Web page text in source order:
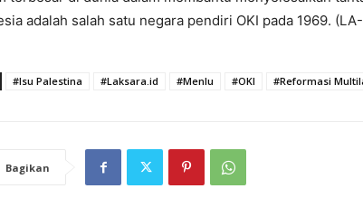
adalah salah satu negara pendiri OKI pada 1969.
#Isu Palestina #Laksara.id #Menlu #OKI #Reformasi
Bagikan